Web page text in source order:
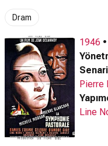
Dram
1946
Pierre
Line